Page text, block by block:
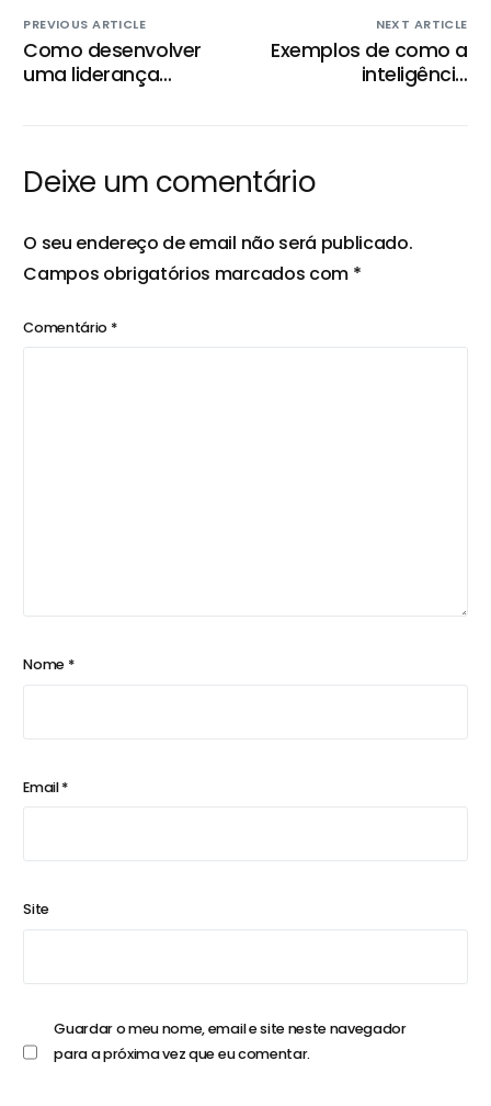
PREVIOUS ARTICLE
Como desenvolver
uma liderança
NEXT ARTICLE
Exemplos de como a
inteligência
Deixe um comentário
O seu endereço de email não será publicado.
Campos obrigatórios marcados com *
Comentário *
Nome *
Email*
Site
Guardar o meu nome, email e site neste navegador
para a próxima vez que eu comentar.